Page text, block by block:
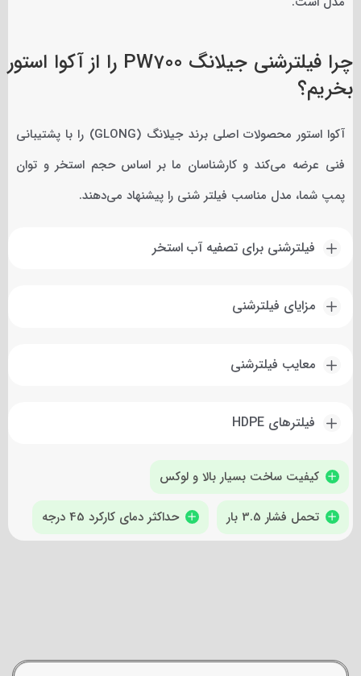
چرا فیلترشنی جیلانگ PW700 را از آکوا استور
بخریم؟
آکوا استور محصولات اصلی برند جیلانگ (GLONG) را با پشتیبانی
فنی عرضه می‌کند و کارشناسان ما بر اساس حجم استخر و توان
پمپ شما، مدل مناسب فیلتر شنی را پیشنهاد می‌دهند.
فیلترشنی برای تصفیه آب استخر
مزایای فیلترشنی
معایب فیلترشنی
فیلترهای HDPE
کیفیت ساخت بسیار بالا و لوکس
تحمل فشار 3.5 بار حداکثر دمای کارکرد 45 درجه